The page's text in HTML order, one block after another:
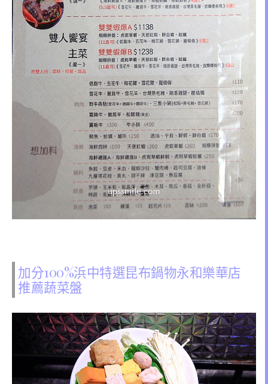
加分100%浜中特選昆布鍋物永和樂華店
推薦蔬菜盤